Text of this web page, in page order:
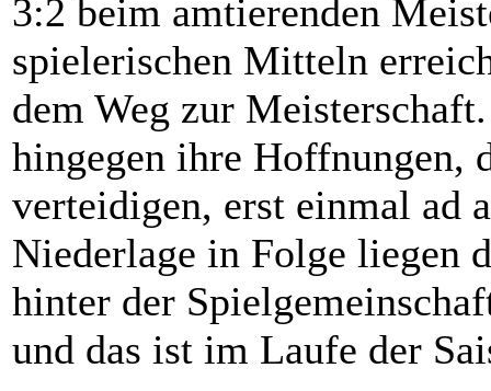
3:2 beim amtierenden
spielerischen Mitteln
dem Weg zur
hingegen ihre Hoffnungen,
verteidigen, erst einmal ad
Niederlage in Folge liegen
hinter der
und das ist im Laufe der